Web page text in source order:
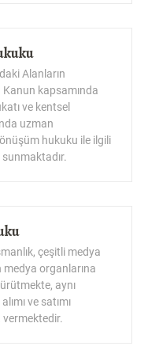
Alanların
kapsamında
ve kentsel
uzman
hukuku ile ilgili
çeşitli medya
medya organlarına
aynı
ve satımı
vermektedir.